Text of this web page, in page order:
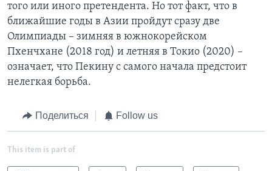
того или иного претендента. Но тот факт, что в
ближайшие годы в Азии пройдут сразу две
Олимпиады – зимняя в южнокорейском
Пхенчхане (2018 год) и летняя в Токио (2020) –
означает, что Пекину с самого начала предстоит
нелегкая борьба.
Поделиться Follow us
This item is part of